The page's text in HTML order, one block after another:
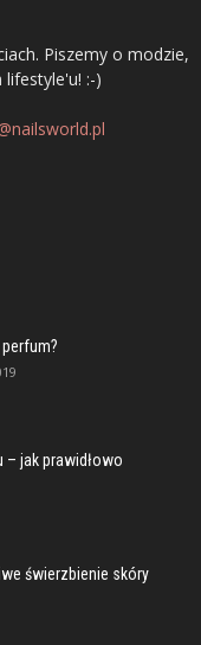
Piszemy o modzie,
:-)
– jak prawidłowo
świerzbienie skóry